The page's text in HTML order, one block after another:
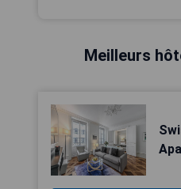
Meilleurs